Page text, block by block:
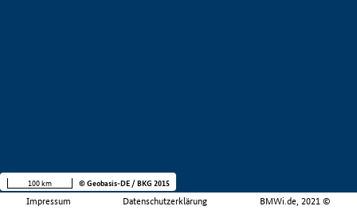
Impressum Datenschutzerklärung BMWi.de, 2021 ©
100 km © Geobasis-DE / BKG 2015